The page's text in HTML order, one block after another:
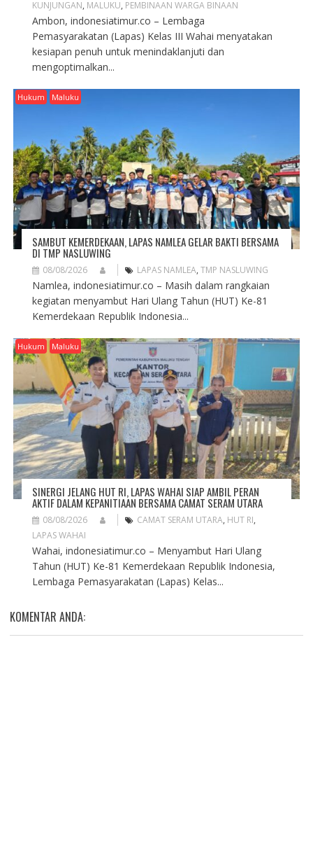
KUNJUNGAN, MALUKU, PEMBINAAN WARGA BINAAN
Ambon, indonesiatimur.co – Lembaga
Pemasyarakatan (Lapas) Kelas III Wahai menyatakan
kesiapan penuh untuk menindaklanjuti dan
mengoptimalkan...
Hukum Maluku
SAMBUT KEMERDEKAAN, LAPAS NAMLEA GELAR BAKTI BERSAMA
DI TMP NASLUWING
08/08/2026 LAPAS NAMLEA, TMP NASLUWING
Namlea, indonesiatimur.co – Masih dalam rangkaian
kegiatan menyambut Hari Ulang Tahun (HUT) Ke-81
Kemerdekaan Republik Indonesia...
Hukum Maluku
SINERGI JELANG HUT RI, LAPAS WAHAI SIAP AMBIL PERAN
AKTIF DALAM KEPANITIAAN BERSAMA CAMAT SERAM UTARA
08/08/2026 CAMAT SERAM UTARA, HUT RI,
LAPAS WAHAI
Wahai, indonesiatimur.co – Menyambut Hari Ulang
Tahun (HUT) Ke-81 Kemerdekaan Republik Indonesia,
Lembaga Pemasyarakatan (Lapas) Kelas...
KOMENTAR ANDA: